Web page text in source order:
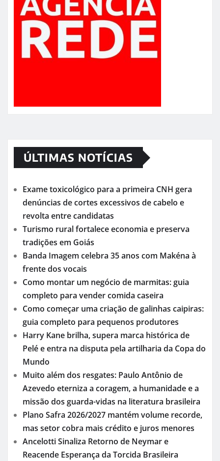
ÚLTIMAS NOTÍCIAS
Exame toxicológico para a primeira CNH gera
denúncias de cortes excessivos de cabelo e
revolta entre candidatas
Turismo rural fortalece economia e preserva
tradições em Goiás
Banda Imagem celebra 35 anos com Makéna à
frente dos vocais
Como montar um negócio de marmitas: guia
completo para vender comida caseira
Como começar uma criação de galinhas caipiras:
guia completo para pequenos produtores
Harry Kane brilha, supera marca histórica de
Pelé e entra na disputa pela artilharia da Copa do
Mundo
Muito além dos resgates: Paulo Antônio de
Azevedo eterniza a coragem, a humanidade e a
missão dos guarda-vidas na literatura brasileira
Plano Safra 2026/2027 mantém volume recorde,
mas setor cobra mais crédito e juros menores
Ancelotti Sinaliza Retorno de Neymar e
Reacende Esperança da Torcida Brasileira